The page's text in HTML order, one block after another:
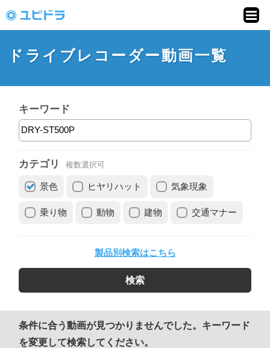
動画投稿サイト「ユ
ピドラ」
ドライブレコーダー動画一覧
キーワード
カテゴリ 複数選択可
景色 ヒヤリハット 気象現象
乗り物 動物 建物 交通マナー
製品別検索はこちら
条件に合う動画が見つかりませんでした。キーワード
を変更して検索してください。